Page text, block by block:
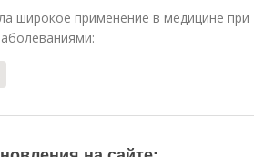
широкое применение в медицине при